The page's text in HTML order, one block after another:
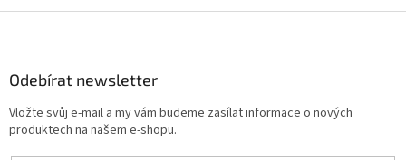
Odebírat newsletter
Vložte svůj e-mail a my vám budeme zasílat informace o nových
produktech na našem e-shopu.